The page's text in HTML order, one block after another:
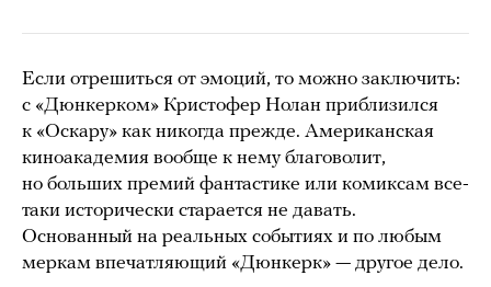
Если отрешиться от эмоций, то можно заключить:
с «Дюнкерком» Кристофер Нолан приблизился
к «Оскару» как никогда прежде. Американская
киноакадемия вообще к нему благоволит,
но больших премий фантастике или комиксам все-
таки исторически старается не давать.
Основанный на реальных событиях и по любым
меркам впечатляющий «Дюнкерк» — другое дело.